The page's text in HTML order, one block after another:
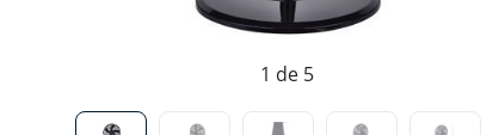
1 de 5